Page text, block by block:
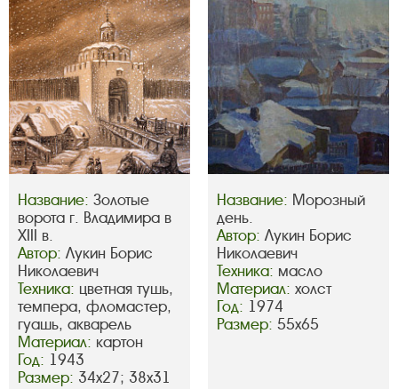
Название: Золотые
ворота г. Владимира в
XIII в.
Автор: Лукин Борис
Николаевич
Техника: цветная тушь,
темпера, фломастер,
гуашь, акварель
Материал: картон
Год: 1943
Размер: 34х27; 38х31
Название: Морозный
день.
Автор: Лукин Борис
Николаевич
Техника: масло
Материал: холст
Год: 1974
Размер: 55х65